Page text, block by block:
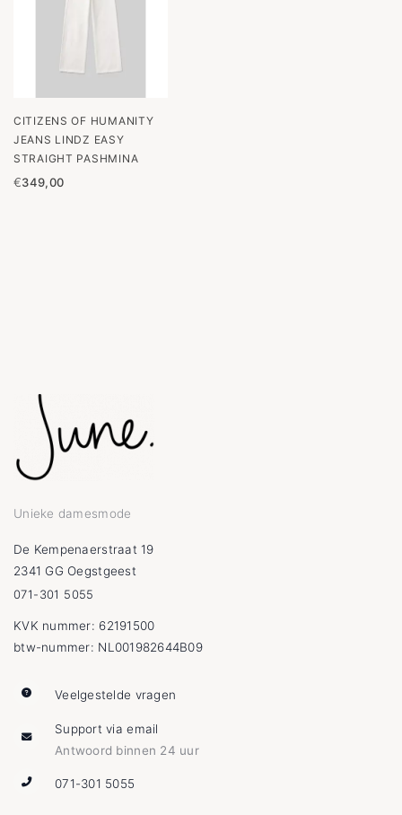
CITIZENS OF HUMANITY
JEANS LINDZ EASY
STRAIGHT PASHMINA
€349,00
Unieke damesmode
De Kempenaerstraat 19
2341 GG Oegstgeest
071-301 5055
KVK nummer: 62191500
btw-nummer: NL001982644B09
Veelgestelde vragen
Support via email
Antwoord binnen 24 uur
071-301 5055